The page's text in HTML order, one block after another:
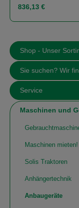
Shop - Unser
Sie suchen? Wir
Service
Maschinen und
Maschinen
Solis Traktoren
Anhängertechnik
Anbaugeräte
Regulärer Preis:
836,13 €